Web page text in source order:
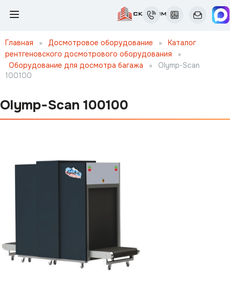
Главная » Досмотровое оборудование »
Каталог
рентгеновского досмотрового оборудования
»
Оборудование для досмотра багажа
»
Olymp-Scan
100100
Olymp-Scan 100100